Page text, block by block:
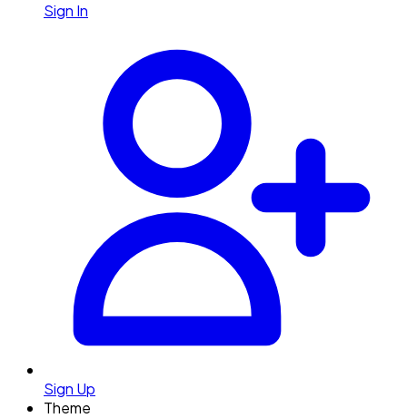
Sign In
Sign Up
Theme